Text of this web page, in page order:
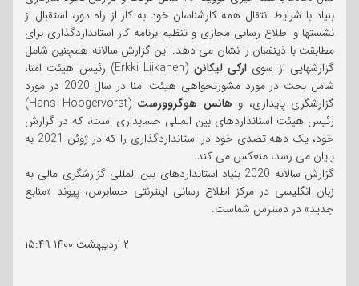
بنیاد با شرایط انتقال همه کارشناسان خود به کار از راه دور، استقبال از
نشستها و اطلاع رسانی مجازی و تنظیم برنامه کار استانداردگذاری برای
مطابقت با ذینفعان را نشان می دهد. این گزارش سالانه همچنین شامل
گزارشهایی از سوی ارکی لیکانن
(Erkki Liikanen) رئیس هیئت امنا،
شامل بحث در مورد مشورتخواهی هیئت امنا در سال 2020 در مورد
گزارشگری پایداری، و هانس هوگروورست
(Hans Hoogervorst)
رئیس هیئت استانداردهای بین المللی حسابداری است، که در گزارش
خود، یک دهه تصدی خود در استانداردگذاری را که در ژوئن 2021 به
پایان می رسد، منعکس می کند.
گزارش سالانه 2020 بنیاد استانداردهای بین المللی گزارشگری مالی به
زبان انگلیسی در مرکز اطلاع رسانی اینترنتی حسابرس، پیوند «منابع
جدید» در دسترس شماست.
۲ اردیبهشت ۱۴۰۰
۱۵:۴۹